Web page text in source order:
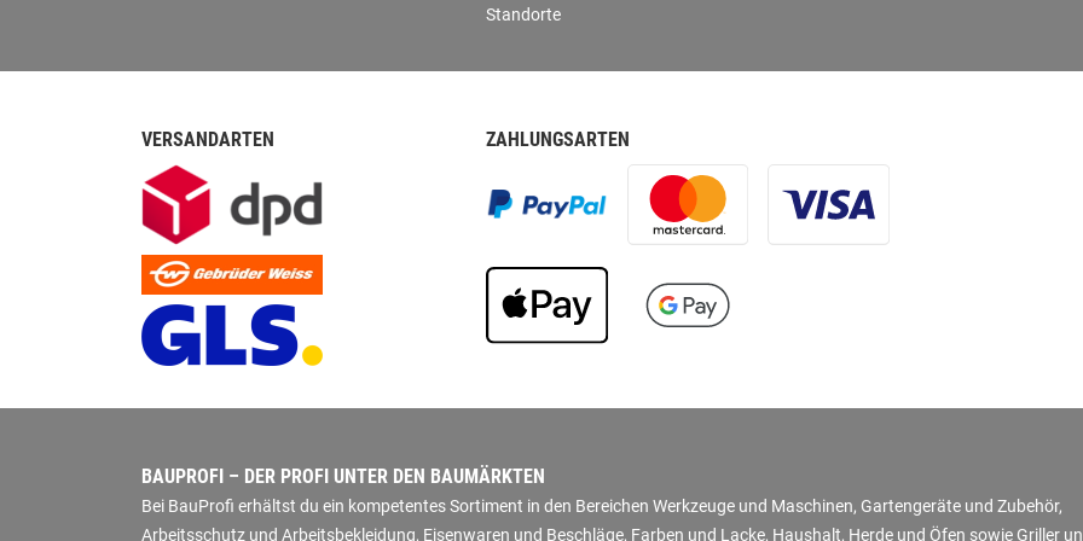
Standorte
VERSANDARTEN ZAHLUNGSARTEN
BAUPROFI – DER PROFI UNTER DEN BAUMÄRKTEN
Bei BauProfi erhältst du ein kompetentes Sortiment in den Bereichen Werkzeuge und Maschinen, Gartengeräte und Zubehör,
Arbeitsschutz und Arbeitsbekleidung, Eisenwaren und Beschläge, Farben und Lacke, Haushalt, Herde und Öfen sowie Griller